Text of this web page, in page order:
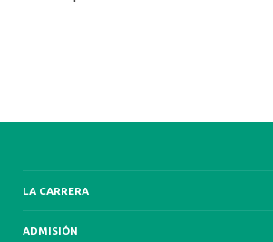
LA CARRERA
ADMISIÓN